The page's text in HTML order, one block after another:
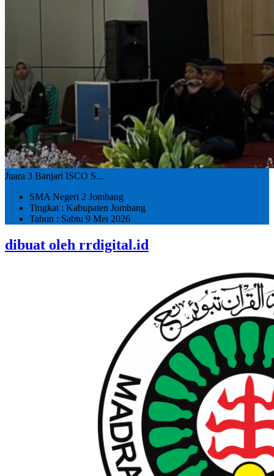
Juara 3 Banjari ISCO S...
SMA Negeri 2 Jombang
Tingkat : Kabupaten Jombang
Tahun : Sabtu 9 Mei 2026
dibuat oleh rrdigital.id